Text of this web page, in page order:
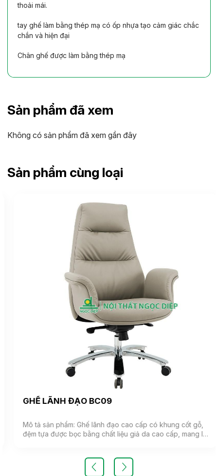
thoải mái.
tay ghế làm bằng thép mạ có ốp nhựa tạo cảm giác chắc
chắn và hiện đại
Chân ghế được làm bằng thép mạ
Sản phẩm đã xem
Không có sản phẩm đã xem gần đây
Sản phẩm cùng loại
GHẾ LÃNH ĐẠO BC09
Mô tả sản phẩm: Ghế lãnh đạo cao cấp có khung cốt gỗ,
đệm tựa được bọc bằng chất liệu giả da cao cấp, mang lại
bảo tính bền vững và thẩm mỹ.( Sản phẩm nhập khẩu )
Màu sắc: Tùy chọn Chất liệu: Ghế lãnh đạo cao cấp có